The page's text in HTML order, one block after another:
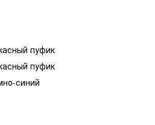
пуфик
пуфик
синий